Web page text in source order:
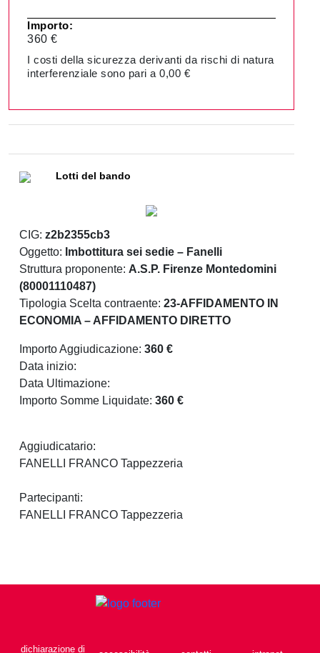
Importo:
360 €
I costi della sicurezza derivanti da rischi di natura
interferenziale sono pari a 0,00 €
Lotti del bando
CIG: z2b2355cb3
Oggetto: Imbottitura sei sedie – Fanelli
Struttura proponente: A.S.P. Firenze Montedomini
(80001110487)
Tipologia Scelta contraente: 23-AFFIDAMENTO IN
ECONOMIA – AFFIDAMENTO DIRETTO
Importo Aggiudicazione: 360 €
Data inizio:
Data Ultimazione:
Importo Somme Liquidate: 360 €
Aggiudicatario:
FANELLI FRANCO Tappezzeria
Partecipanti:
FANELLI FRANCO Tappezzeria
dichiarazione di